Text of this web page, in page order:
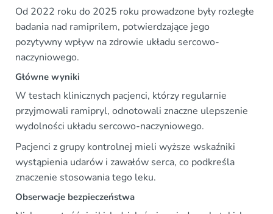
Od 2022 roku do 2025 roku prowadzone były rozległe
badania nad ramiprilem, potwierdzające jego
pozytywny wpływ na zdrowie układu sercowo-
naczyniowego.
Główne wyniki
W testach klinicznych pacjenci, którzy regularnie
przyjmowali ramipryl, odnotowali znaczne ulepszenie
wydolności układu sercowo-naczyniowego.
Pacjenci z grupy kontrolnej mieli wyższe wskaźniki
wystąpienia udarów i zawałów serca, co podkreśla
znaczenie stosowania tego leku.
Obserwacje bezpieczeństwa